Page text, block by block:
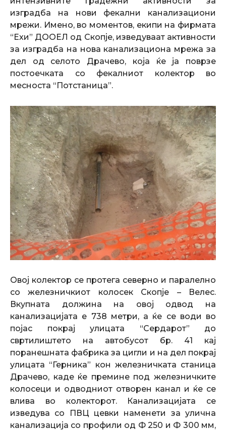
изградба на нови фекални канализациони
мрежи. Имено, во моментов, екипи на фирмата
“Ехи” ДООЕЛ од Скопје, изведуваат активности
за изградба на нова канализациона мрежа за
дел од селото Драчево, која ќе ја поврзе
постоечката со фекалниот колектор во
месноста “Потстаница”.
Овој колектор се протега северно и паралелно
со железничкиот колосек Скопје – Велес.
Вкупната должина на овој одвод на
канализацијата е 738 метри, а ќе се води во
појас покрај улицата “Сердарот” до
свртилиштето на автобусот бр. 41 кај
поранешната фабрика за цигли и на дел покрај
улицата “Герника” кон железничката станица
Драчево, каде ќе премине под железничките
колосеци и одводниот отворен канал и ќе се
влива во колекторот. Канализацијата се
изведува со ПВЦ цевки наменети за улична
канализација со профили од Ф 250 и Ф 300 мм,